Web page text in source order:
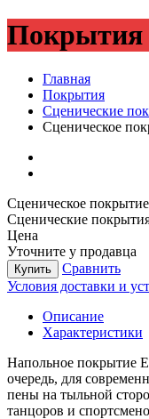
Покрытия
Главная
Покрытия
Сценические
Сценическое
Сценическое
Сценические
Цена
Уточните у продавца
Купить
Сравнить
Условия доставки и
Описание
Характеристики
Напольное покрытие
очередь, для
пены на тыльной
танцоров и